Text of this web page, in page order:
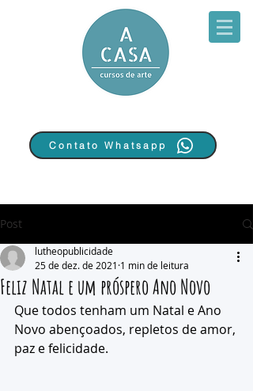
Contato Whatsapp
Post
Feliz Natal e um próspero Ano Novo
lutheopublicidade
25 de dez. de 2021 1 min de leitura
Que todos tenham um Natal e Ano
Novo abençoados, repletos de amor,
paz e felicidade.